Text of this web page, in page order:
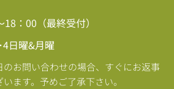
：00（最終受付）
日曜&月曜
お問い合わせの場合、すぐにお返事
ます。予めご了承下さい。